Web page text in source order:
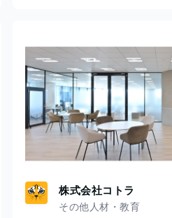
株式会社コトラ
その他人材・教育